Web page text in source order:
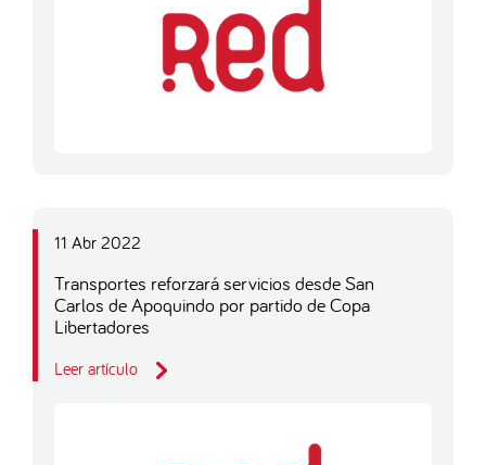
11 Abr 2022
Transportes reforzará servicios desde San
Carlos de Apoquindo por partido de Copa
Libertadores
Leer artículo